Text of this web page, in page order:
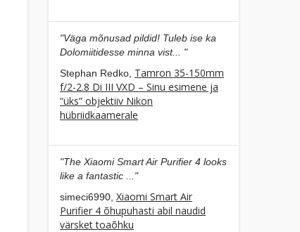
"Väga mõnusad pildid! Tuleb ise ka
Dolomiitidesse minna vist... "
Stephan Redko, Tamron 35-150mm
f/2-2.8 Di III VXD – Sinu esimene ja
“üks” objektiiv Nikon
hübriidkaamerale
"The Xiaomi Smart Air Purifier 4 looks
like a fantastic ..."
simeci6990, Xiaomi Smart Air
Purifier 4 õhupuhasti abil naudid
värsket toaõhku